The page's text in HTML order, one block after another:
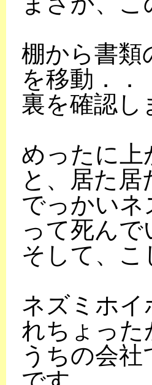
棚から書類
を移動．．
裏を確認し
めったに上
と、居た居
でっかい
って死ん
そして、こ
ネズミホ
れちょった
うちの会